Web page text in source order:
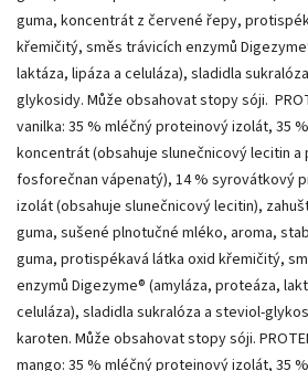
guma, koncentrát z červené řepy,
křemičitý, směs trávicích enzymů
laktáza, lipáza a celuláza), sladidla
glykosidy. Může obsahovat stopy sóji.
vanilka: 35 % mléčný proteinový izolát, 35
koncentrát (obsahuje slunečnicový lecitin
fosforečnan vápenatý), 14 % syrovátkový
izolát (obsahuje slunečnicový lecitin),
guma, sušené plnotučné mléko, aroma,
guma, protispékavá látka oxid křemičitý,
enzymů Digezyme® (amyláza, proteáza,
celuláza), sladidla sukralóza a steviol-
karoten. Může obsahovat stopy sóji.
mango: 35 % mléčný proteinový izolát, 35